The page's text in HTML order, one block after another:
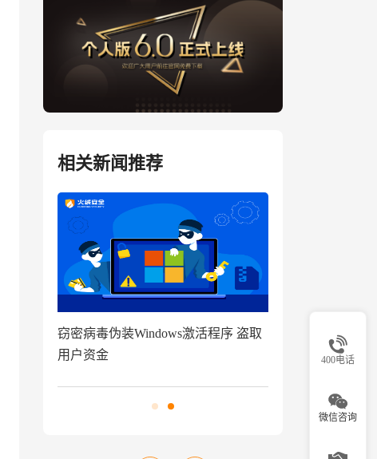
400电话
微信咨询
相关新闻推荐
用指
窃密病毒伪装Windows激活程序 盗取
用户资金
技术揭秘|代码
南来啦